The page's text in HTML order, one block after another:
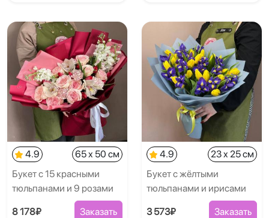
4.9
65 x 50 см
Букет с 15 красными
тюльпанами и 9 розами
8 178₽ Заказать
4.9
23 x 25 см
Букет с жёлтыми
тюльпанами и ирисами
3 573₽ Заказать